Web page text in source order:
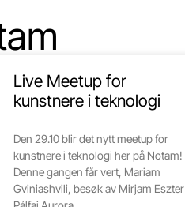
Live Meetup for
kunstnere i teknologi
Den 29.10 blir det nytt meetup for
kunstnere i teknologi her på Notam!
Denne gangen får vert, Mariam
Gviniashvili, besøk av Mirjam Eszter